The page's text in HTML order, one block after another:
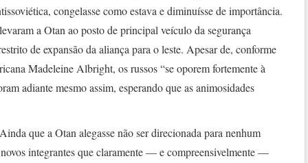
congelasse como estava e diminuísse de importância.
a Otan ao posto de principal veículo da segurança
de expansão da aliança para o leste. Apesar de, conforme
Madeleine Albright, os russos “se oporem fortemente à
adiante mesmo assim, esperando que as animosidades
que a Otan alegasse não ser direcionada para nenhum
integrantes que claramente — e compreensivelmente —